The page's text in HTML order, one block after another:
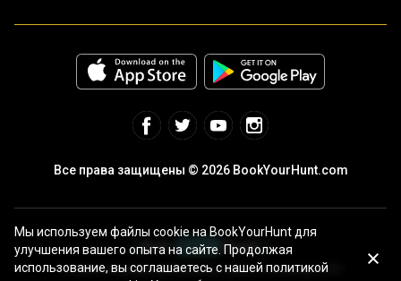
Все права защищены © 2026 BookYourHunt.com
Онлайн площадка рыболовных туров от команды BYH!
Мы используем файлы cookie на BookYourHunt для
улучшения вашего опыта на сайте. Продолжая
использование, вы соглашаетесь с нашей политикой